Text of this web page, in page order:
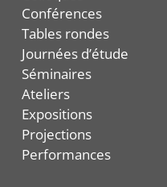
Conférences
Tables rondes
Journées d’étude
Séminaires
Ateliers
Expositions
Projections
Performances